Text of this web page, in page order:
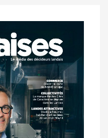
aux
abonnés